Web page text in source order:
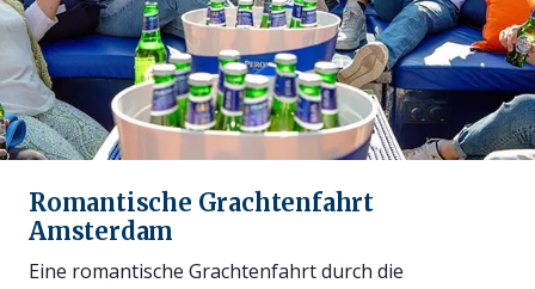
Romantische Grachtenfahrt
Amsterdam
Eine romantische Grachtenfahrt durch die